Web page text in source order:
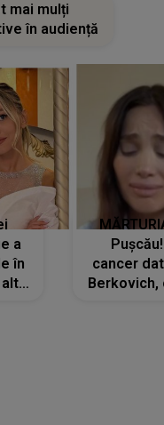
mai mulți
în audiență
a
în
altă
cancer